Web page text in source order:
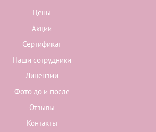
Цены
Акции
Сертификат
Наши сотрудники
Лицензии
Фото до и после
Отзывы
Контакты